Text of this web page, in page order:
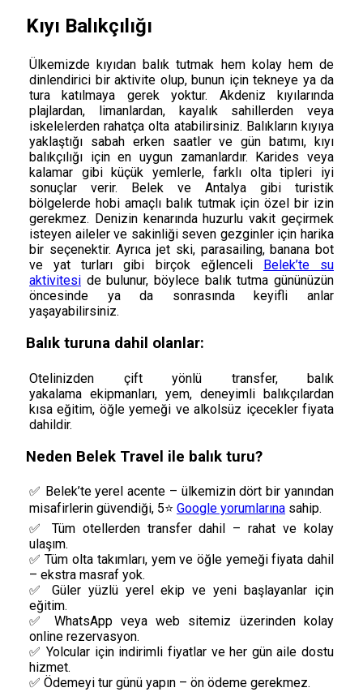
Kıyı Balıkçılığı
Ülkemizde kıyıdan balık tutmak hem kolay hem de
dinlendirici bir aktivite olup, bunun için tekneye ya da
tura katılmaya gerek yoktur. Akdeniz kıyılarında
plajlardan, limanlardan, kayalık sahillerden veya
iskelelerden rahatça olta atabilirsiniz. Balıkların kıyıya
yaklaştığı sabah erken saatler ve gün batımı, kıyı
balıkçılığı için en uygun zamanlardır. Karides veya
kalamar gibi küçük yemlerle, farklı olta tipleri iyi
sonuçlar verir. Belek ve Antalya gibi turistik
bölgelerde hobi amaçlı balık tutmak için özel bir izin
gerekmez. Denizin kenarında huzurlu vakit geçirmek
isteyen aileler ve sakinliği seven gezginler için harika
bir seçenektir. Ayrıca jet ski, parasailing, banana bot
ve yat turları gibi birçok eğlenceli
Belek’te su
aktivitesi de bulunur, böylece balık tutma gününüzün
öncesinde ya da sonrasında keyifli anlar
yaşayabilirsiniz.
Balık turuna dahil olanlar:
Otelinizden çift yönlü transfer, balık
yakalama ekipmanları, yem, deneyimli balıkçılardan
kısa eğitim, öğle yemeği ve alkolsüz içecekler fiyata
dahildir.
Neden Belek Travel ile balık turu?
✅ Belek’te yerel acente – ülkemizin dört bir yanından
misafirlerin güvendiği, 5⭐ Google yorumlarına sahip.
✅ Tüm otellerden transfer dahil – rahat ve kolay
ulaşım.
✅ Tüm olta takımları, yem ve öğle yemeği fiyata dahil
– ekstra masraf yok.
✅ Güler yüzlü yerel ekip ve yeni başlayanlar için
eğitim.
✅ WhatsApp veya web sitemiz üzerinden kolay
online rezervasyon.
✅ Yolcular için indirimli fiyatlar ve her gün aile dostu
hizmet.
✅ Ödemeyi tur günü yapın – ön ödeme gerekmez.